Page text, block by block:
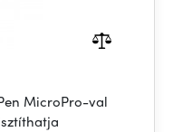
MicroPro-val